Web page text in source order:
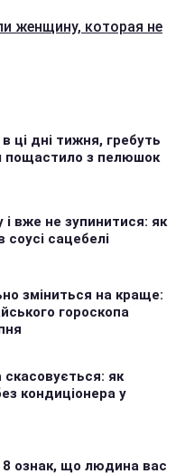
женщину, которая не
ці дні тижня, гребуть
пощастило з пелюшок
і вже не зупинитися: як
соусі сацебелі
зміниться на краще:
гороскопа
скасовується: як
кондиціонера у
8 ознак, що людина вас